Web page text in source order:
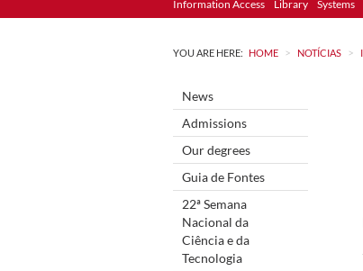
Information Access Library Systems
YOU ARE HERE: HOME > NOTÍCIAS >
News
Admissions
Our degrees
Guia de Fontes
22ª Semana
Nacional da
Ciência e da
Tecnologia